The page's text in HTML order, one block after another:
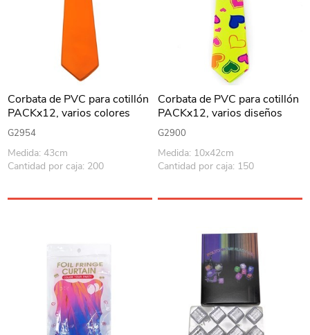
Corbata de PVC para cotillón
PACKx12, varios colores
G2954
Medida: 43cm
Cantidad por caja: 200
Corbata de PVC para cotillón
PACKx12, varios diseños
G2900
Medida: 10x42cm
Cantidad por caja: 150